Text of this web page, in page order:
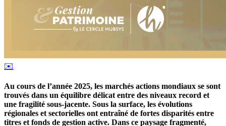
✉️
Au cours de l’année 2025, les marchés actions mondiaux se sont
trouvés dans un équilibre délicat entre des niveaux record et
une fragilité sous-jacente. Sous la surface, les évolutions
régionales et sectorielles ont entraîné de fortes disparités entre
titres et fonds de gestion active. Dans ce paysage fragmenté,